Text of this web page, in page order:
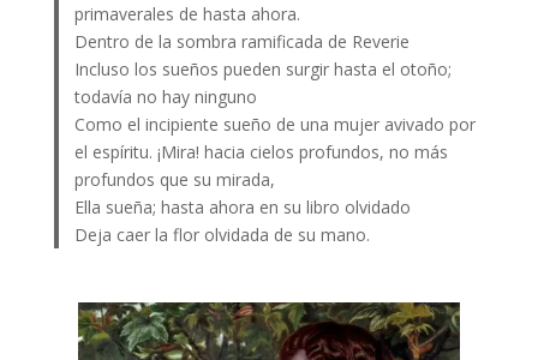
primaverales de hasta ahora.
Dentro de la sombra ramificada de Reverie
Incluso los sueños pueden surgir hasta el otoño;
todavía no hay ninguno
Como el incipiente sueño de una mujer avivado por
el espíritu. ¡Mira! hacia cielos profundos, no más
profundos que su mirada,
Ella sueña; hasta ahora en su libro olvidado
Deja caer la flor olvidada de su mano.